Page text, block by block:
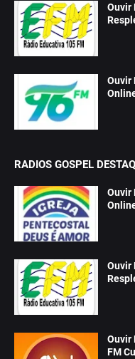
Ouvir
Ouvir
RADIOS GOSPEL
Ouvir
Ouvir
Ouvir
FM